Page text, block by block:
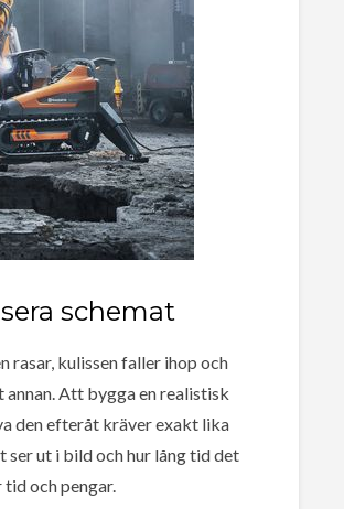
schemat
rasar, kulissen faller ihop och
Att bygga en realistisk
den efteråt kräver exakt lika
ser ut i bild och hur lång tid det
och pengar.